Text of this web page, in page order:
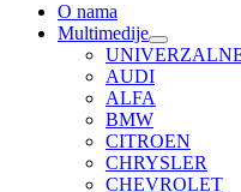
O nama
Multimedije
AUDI
ALFA
BMW
CITROEN
CHRYSLER
CHEVROLET